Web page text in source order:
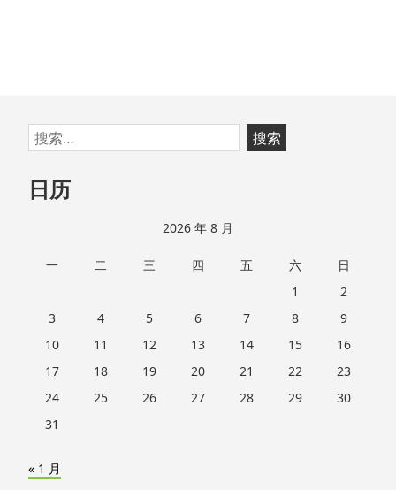
跳
至
页
脚
搜
索：
日历
2026 年 8 月
一 二 三 四 五 六
日
1
2
3
4 5 6 7 8
9
10
11 12 13 14 15
16
17
18 19 20 21 22
23
24
25 26 27 28 29
30
31
« 1 月